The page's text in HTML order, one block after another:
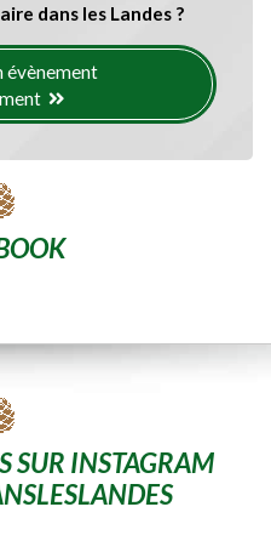
dans les Landes ?
évènement
SUR INSTAGRAM